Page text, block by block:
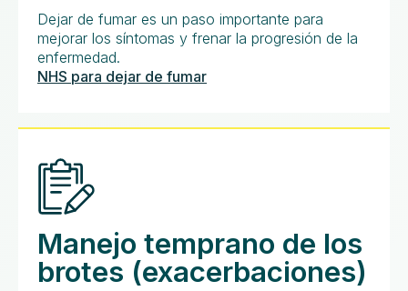
Dejar de fumar es un paso importante para
mejorar los síntomas y frenar la progresión de la
enfermedad.
NHS para dejar de fumar
Manejo temprano de los
brotes (exacerbaciones)